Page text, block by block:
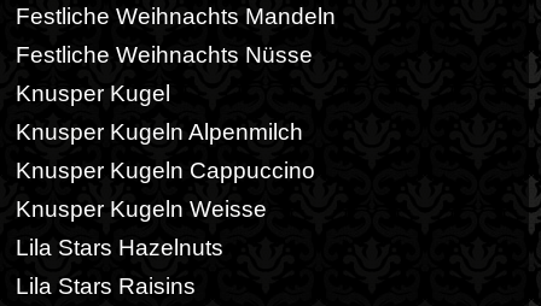
Festliche Weihnachts Mandeln
Festliche Weihnachts Nüsse
Knusper Kugel
Knusper Kugeln Alpenmilch
Knusper Kugeln Cappuccino
Knusper Kugeln Weisse
Lila Stars Hazelnuts
Lila Stars Raisins